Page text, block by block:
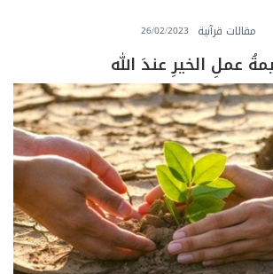
مقالات قرآنية 26/02/2023
عملِ الخيرِ عندَ الله